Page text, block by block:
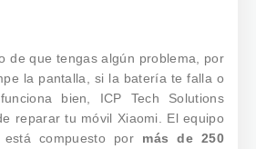
de que tengas algún problema, por
la pantalla, si la batería te falla o
bien, ICP Tech Solutions
reparar tu móvil Xiaomi. El equipo
compuesto por más de 250